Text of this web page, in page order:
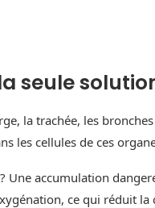
seule
la trachée, les
les cellules de ces
Une accumulation
ce qui réduit la